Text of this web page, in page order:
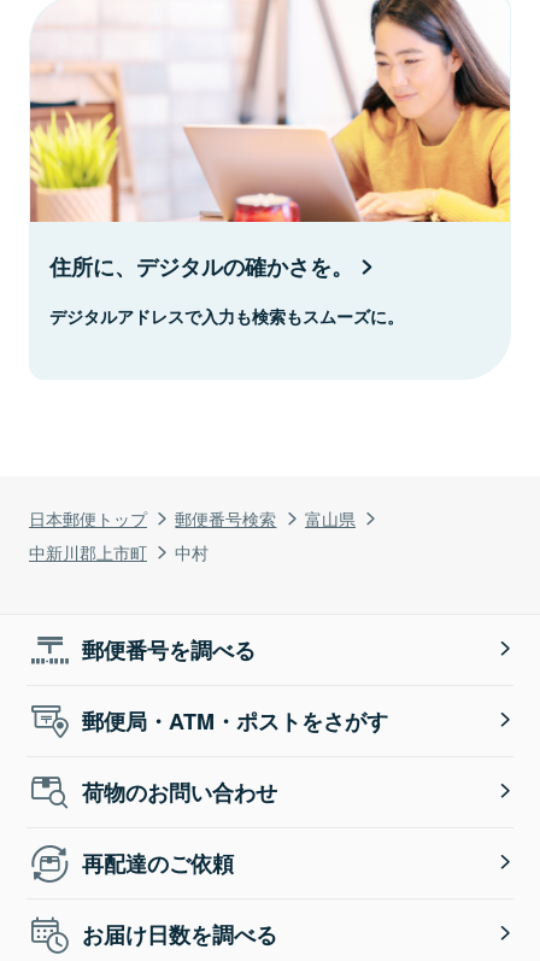
日本郵便トップ 郵便番号検索
富山県
中新川郡上市町
中村
住所に、デジタルの確かさを。
デジタルアドレスで入力も検索もスムーズに。
郵便番号を調べる
郵便局・ATM・ポストをさがす
荷物のお問い合わせ
再配達のご依頼
お届け日数を調べる